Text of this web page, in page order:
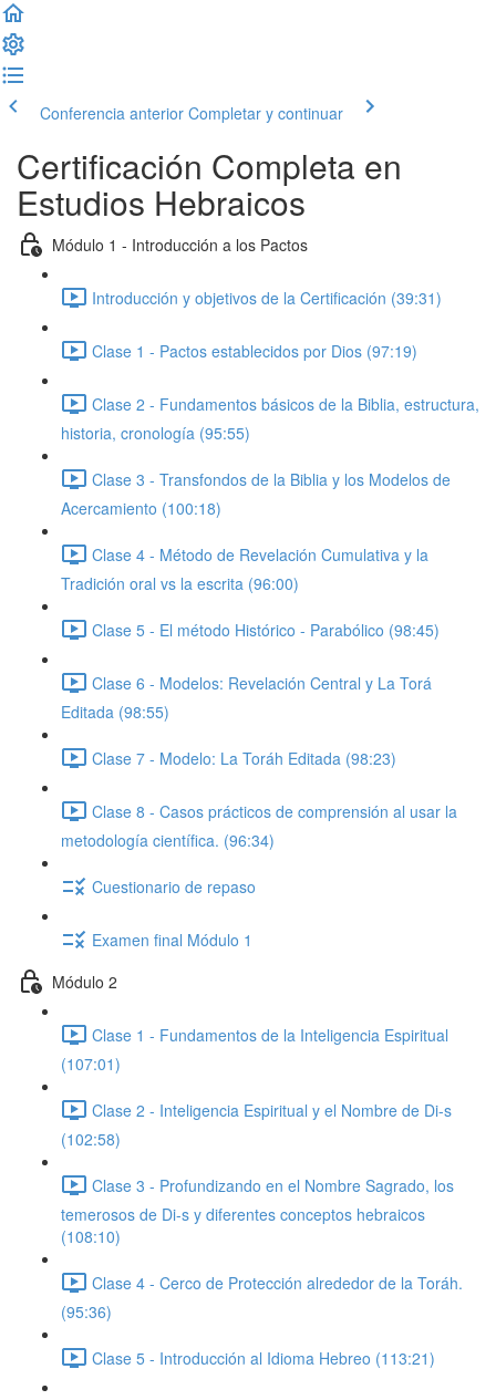
Conferencia anterior Completar y continuar
Certificación Completa en
Estudios Hebraicos
Módulo 1 - Introducción a los Pactos
Introducción y objetivos de la Certificación (39:31)
Clase 1 - Pactos establecidos por Dios (97:19)
Clase 2 - Fundamentos básicos de la Biblia, estructura,
historia, cronología (95:55)
Clase 3 - Transfondos de la Biblia y los Modelos de
Acercamiento (100:18)
Clase 4 - Método de Revelación Cumulativa y la
Tradición oral vs la escrita (96:00)
Clase 5 - El método Histórico - Parabólico (98:45)
Clase 6 - Modelos: Revelación Central y La Torá
Editada (98:55)
Clase 7 - Modelo: La Toráh Editada (98:23)
Clase 8 - Casos prácticos de comprensión al usar la
metodología científica. (96:34)
Cuestionario de repaso
Examen final Módulo 1
Módulo 2
Clase 1 - Fundamentos de la Inteligencia Espiritual
(107:01)
Clase 2 - Inteligencia Espiritual y el Nombre de Di-s
(102:58)
Clase 3 - Profundizando en el Nombre Sagrado, los
temerosos de Di-s y diferentes conceptos hebraicos
(108:10)
Clase 4 - Cerco de Protección alrededor de la Toráh.
(95:36)
Clase 5 - Introducción al Idioma Hebreo (113:21)